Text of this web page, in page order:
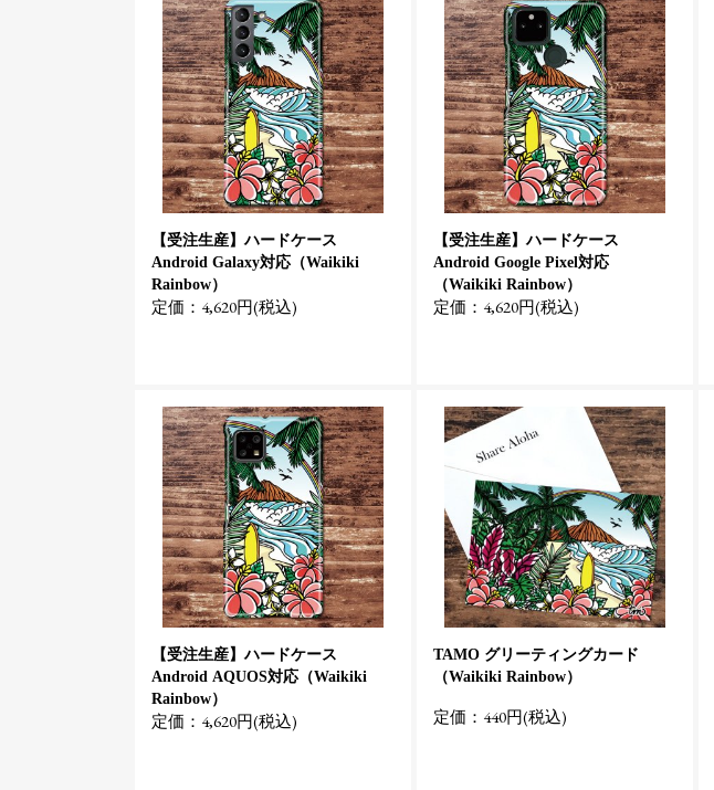
【受注生産】ハードケース
Android Galaxy対応（Waikiki
Rainbow）
定価：4,620円(税込)
【受注生産】ハードケース
Android Google Pixel対応
（Waikiki Rainbow）
定価：4,620円(税込)
【受注生産】ハードケース
Android AQUOS対応（Waikiki
Rainbow）
定価：4,620円(税込)
TAMO グリーティングカード
（Waikiki Rainbow）
定価：440円(税込)